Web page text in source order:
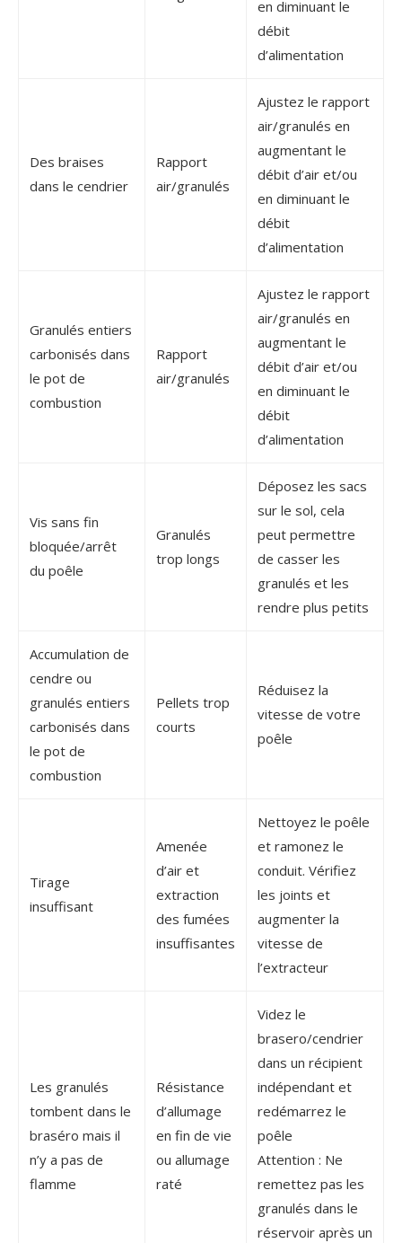
en diminuant le
débit
d’alimentation
Des braises
dans le cendrier
Rapport
air/granulés
Ajustez le rapport
air/granulés en
augmentant le
débit d’air et/ou
en diminuant le
débit
d’alimentation
Granulés entiers
carbonisés dans
le pot de
combustion
Rapport
air/granulés
Ajustez le rapport
air/granulés en
augmentant le
débit d’air et/ou
en diminuant le
débit
d’alimentation
Vis sans fin
bloquée/arrêt
du poêle
Granulés
trop longs
Déposez les sacs
sur le sol, cela
peut permettre
de casser les
granulés et les
rendre plus petits
Accumulation de
cendre ou
granulés entiers
carbonisés dans
le pot de
combustion
Pellets trop
courts
Réduisez la
vitesse de votre
poêle
Tirage
insuffisant
Amenée
d’air et
extraction
des fumées
insuffisantes
Nettoyez le poêle
et ramonez le
conduit. Vérifiez
les joints et
augmenter la
vitesse de
l’extracteur
Les granulés
tombent dans le
braséro mais il
n’y a pas de
flamme
Résistance
d’allumage
en fin de vie
ou allumage
raté
Videz le
brasero/cendrier
dans un récipient
indépendant et
redémarrez le
poêle
Attention : Ne
remettez pas les
granulés dans le
réservoir après un